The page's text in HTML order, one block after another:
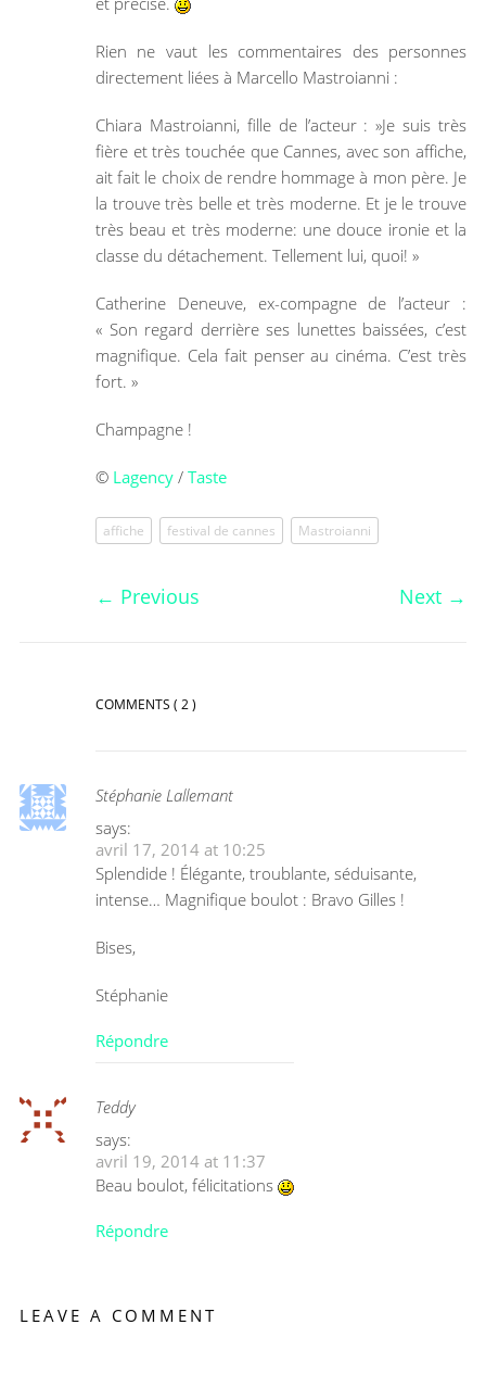
Rien ne vaut les commentaires des personnes
directement liées à Marcello Mastroianni :
Chiara Mastroianni, fille de l’acteur : »Je suis très
fière et très touchée que Cannes, avec son affiche,
ait fait le choix de rendre hommage à mon père. Je
la trouve très belle et très moderne. Et je le trouve
très beau et très moderne: une douce ironie et la
classe du détachement. Tellement lui, quoi! »
Catherine Deneuve, ex-compagne de l’acteur :
« Son regard derrière ses lunettes baissées, c’est
magnifique. Cela fait penser au cinéma. C’est très
fort. »
Champagne !
© Lagency / Taste
affiche festival de cannes Mastroianni
← Previous Next →
COMMENTS ( 2 )
Stéphanie Lallemant
says:
avril 17, 2014 at 10:25
Splendide ! Élégante, troublante, séduisante,
intense… Magnifique boulot : Bravo Gilles !
Bises,
Stéphanie
Répondre
Teddy
says:
avril 19, 2014 at 11:37
Beau boulot, félicitations
Répondre
LEAVE A COMMENT